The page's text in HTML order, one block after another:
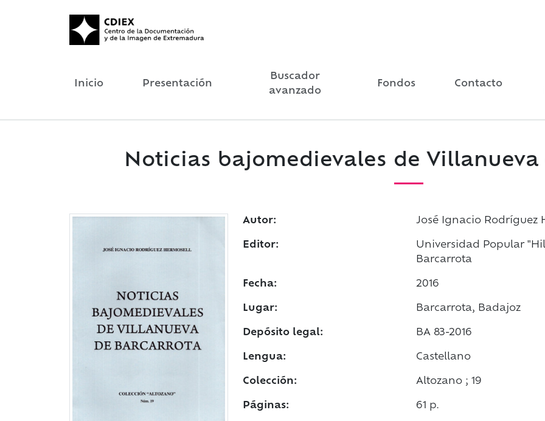
Inicio Presentación
Buscador
avanzado
Fondos Contacto
Noticias bajomedievales de
Autor: José Ignacio Rodríguez
Editor:
Universidad Popular
Barcarrota
Fecha: 2016
Lugar: Barcarrota, Badajoz
Depósito legal: BA 83-2016
Lengua: Castellano
Colección: Altozano ; 19
Páginas: 61 p.